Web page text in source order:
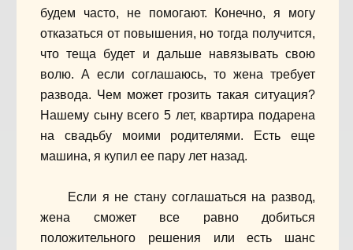
будем часто, не помогают. Конечно, я могу
отказаться от повышения, но тогда получится,
что теща будет и дальше навязывать свою
волю. А если соглашаюсь, то жена требует
развода. Чем может грозить такая ситуация?
Нашему сыну всего 5 лет, квартира подарена
на свадьбу моими родителями. Есть еще
машина, я купил ее пару лет назад.
Если я не стану соглашаться на развод,
жена сможет все равно добиться
положительного решения или есть шанс